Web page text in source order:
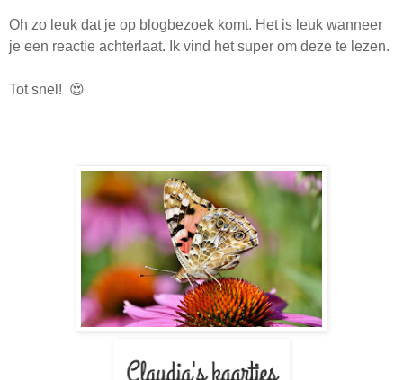
Oh zo leuk dat je op blogbezoek komt. Het is leuk wanneer
je een reactie achterlaat. Ik vind het super om deze te lezen.
Tot snel! 😍